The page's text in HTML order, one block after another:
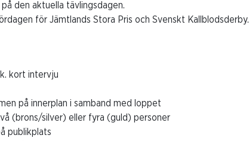
den aktuella tävlingsdagen.
för Jämtlands Stora Pris och Svenskt Kallblodsderby.
kort intervju
på innerplan i samband med loppet
(brons/silver) eller fyra (guld) personer
publikplats